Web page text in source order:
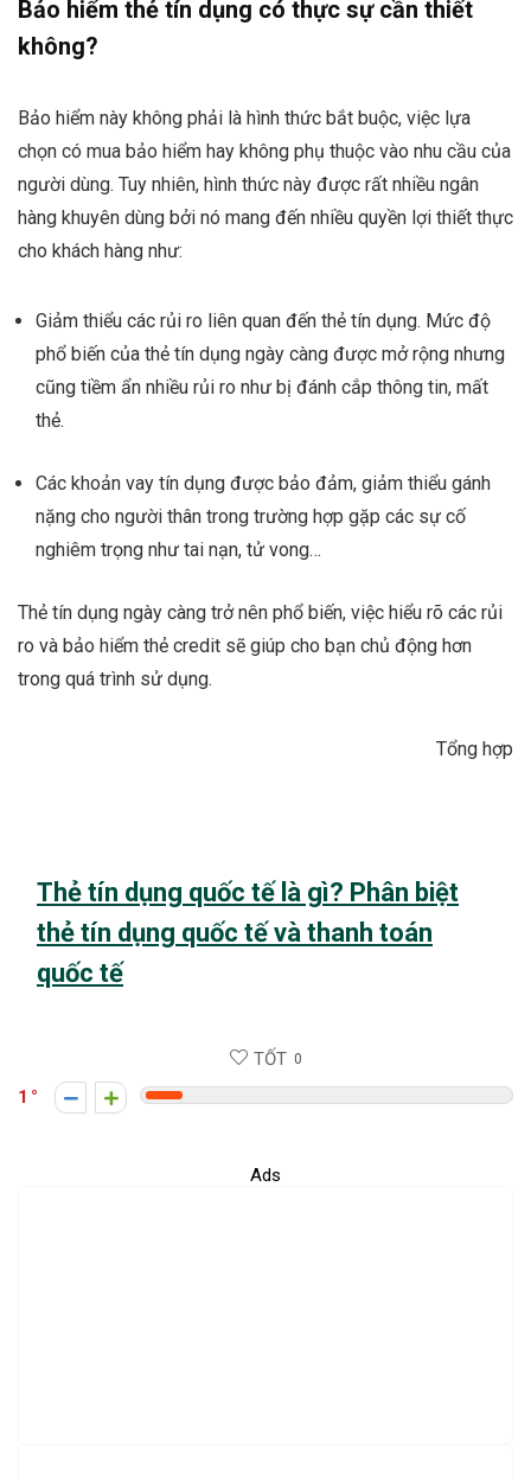
Bảo hiểm thẻ tín dụng có thực sự cần thiết
không?
Bảo hiểm này không phải là hình thức bắt buộc, việc lựa
chọn có mua bảo hiểm hay không phụ thuộc vào nhu cầu của
người dùng. Tuy nhiên, hình thức này được rất nhiều ngân
hàng khuyên dùng bởi nó mang đến nhiều quyền lợi thiết thực
cho khách hàng như:
Giảm thiểu các rủi ro liên quan đến thẻ tín dụng. Mức độ
phổ biến của thẻ tín dụng ngày càng được mở rộng nhưng
cũng tiềm ẩn nhiều rủi ro như bị đánh cắp thông tin, mất
thẻ.
Các khoản vay tín dụng được bảo đảm, giảm thiểu gánh
nặng cho người thân trong trường hợp gặp các sự cố
nghiêm trọng như tai nạn, tử vong…
Thẻ tín dụng ngày càng trở nên phổ biến, việc hiểu rõ các rủi
ro và bảo hiểm thẻ credit sẽ giúp cho bạn chủ động hơn
trong quá trình sử dụng.
Tổng hợp
Thẻ tín dụng quốc tế là gì? Phân biệt
thẻ tín dụng quốc tế và thanh toán
quốc tế
TỐT 0
1
Ads